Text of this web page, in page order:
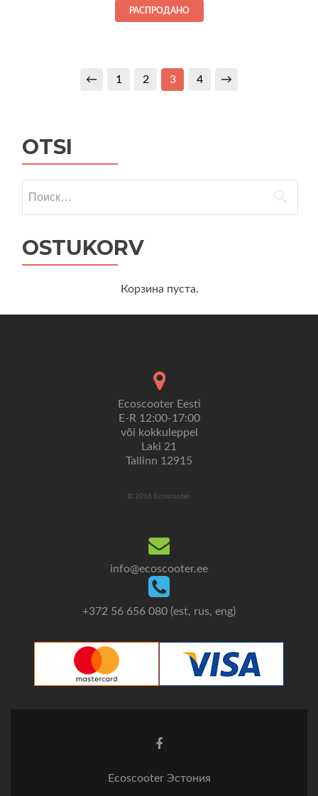
РАСПРОДАНО
← 1 2 3 4 →
OTSI
OSTUKORV
Корзина пуста.
Ecoscooter Eesti
E-R 12:00-17:00
või kokkuleppel
Laki 21
Tallinn 12915
© 2016 Ecoscooter.
info@ecoscooter.ee
+372 56 656 080 (est, rus, eng)
Facebook
Ecoscooter Эстония